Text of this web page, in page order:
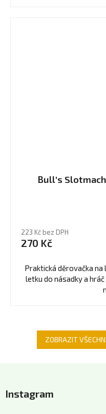
Bull's
223 Kč bez DPH
270 Kč
Praktická děrovačka
letku do násadky a
ZOBRAZIT
pInstagram